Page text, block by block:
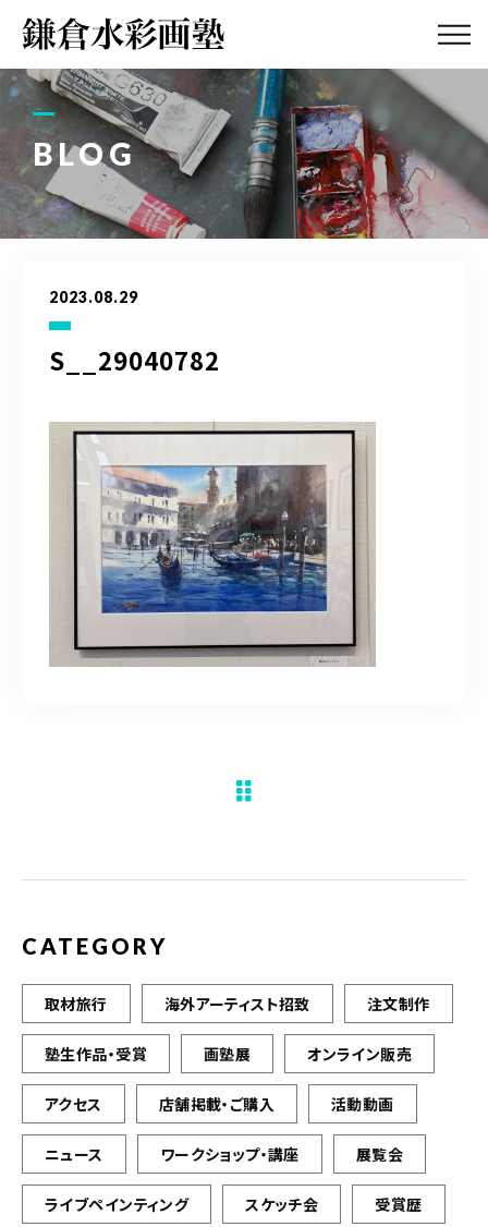
BLOG
2023.08.29
S__29040782
CATEGORY
取材旅行 海外アーティスト招致 注文制作
塾生作品・受賞 画塾展 オンライン販売
アクセス 店舗掲載・ご購入 活動動画
ニュース ワークショップ・講座 展覧会
ライブペインティング スケッチ会 受賞歴
ABOUT
画塾紹介・
アクセス
LESSON
教室案内
画塾ブログ
ATELIER
水彩ブログ
CONTACT
お問い合わせ
取材・制作のご依頼 作品購入